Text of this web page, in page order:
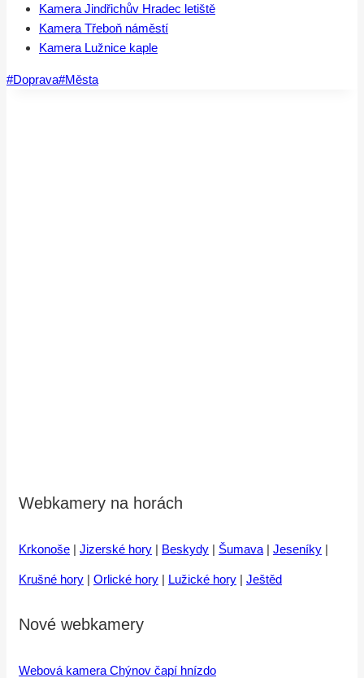
Kamera Jindřichův Hradec letiště
Kamera Třeboň náměstí
Kamera Lužnice kaple
Štítky
#Doprava#Města
Webkamery na horách
Krkonoše | Jizerské hory | Beskydy | Šumava | Jeseníky |
Krušné hory | Orlické hory | Lužické hory | Ještěd
Nové webkamery
Webová kamera Chýnov čapí hnízdo